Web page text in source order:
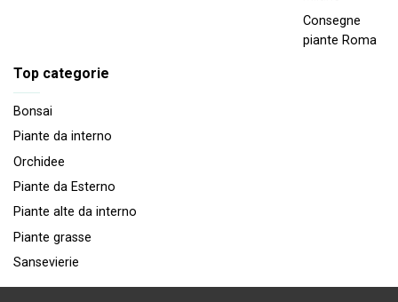
Consegne
piante Roma
Top categorie
Bonsai
Piante da interno
Orchidee
Piante da Esterno
Piante alte da interno
Piante grasse
Sansevierie